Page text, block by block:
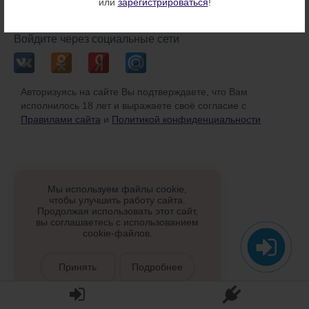
Войдите через социальные сети
Авторизуясь на сайте Вы подтверждаете, что Вам
исполнилось 18 лет и выражаете своё согласие с
Правилами сайта и Политикой конфиденциальности
Мы используем файлы cookie,
чтобы улучшить работу сайта.
Продолжая использовать этот сайт,
вы соглашаетесь с использованием
cookie-файлов.
Принять Подробнее